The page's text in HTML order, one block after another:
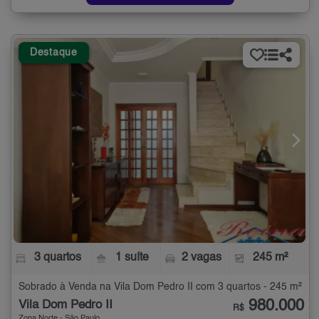
Destaque
3 quartos 1 suíte 2 vagas 245 m²
Sobrado à Venda na Vila Dom Pedro II com 3 quartos - 245 m²
Vila Dom Pedro II R$ 980.000